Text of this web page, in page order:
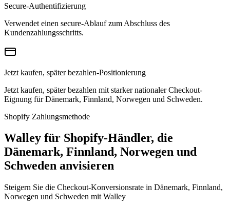
Secure-Authentifizierung
Verwendet einen secure-Ablauf zum Abschluss des
Kundenzahlungsschritts.
Jetzt kaufen, später bezahlen-Positionierung
Jetzt kaufen, später bezahlen mit starker nationaler Checkout-
Eignung für Dänemark, Finnland, Norwegen und Schweden.
Shopify Zahlungsmethode
Walley für Shopify-Händler, die
Dänemark, Finnland, Norwegen und
Schweden anvisieren
Steigern Sie die Checkout-Konversionsrate in Dänemark, Finnland,
Norwegen und Schweden mit Walley